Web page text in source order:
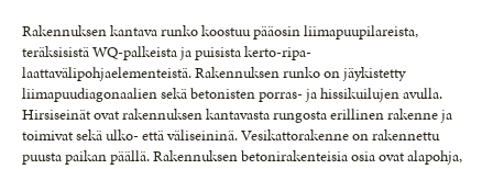
Rakennuksen kantava runko koostuu pääosin liimapuupilareista,
teräksisistä WQ-palkeista ja puisista kerto-ripa-
laattavälipohjaelementeistä. Rakennuksen runko on jäykistetty
liimapuudiagonaalien sekä betonisten porras- ja hissikuilujen avulla.
Hirsiseinät ovat rakennuksen kantavasta rungosta erillinen rakenne ja
toimivat sekä ulko- että väliseininä. Vesikattorakenne on rakennettu
puusta paikan päällä. Rakennuksen betonirakenteisia osia ovat alapohja,